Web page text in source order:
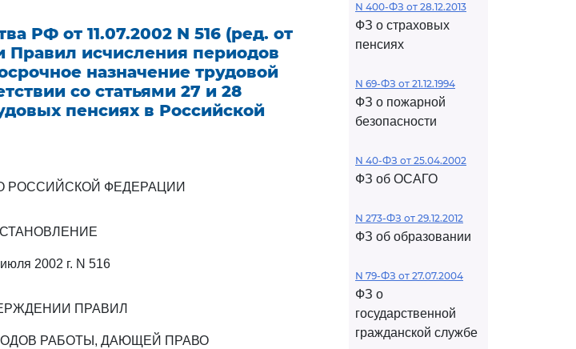
РФ от 11.07.2002 N 516 (ред. от
Правил исчисления периодов
назначение трудовой
со статьями 27 и 28
пенсиях в Российской
РОССИЙСКОЙ ФЕДЕРАЦИИ
2002 г. N 516
ПРАВИЛ
РАБОТЫ, ДАЮЩЕЙ ПРАВО
N 400-ФЗ от 28.12.2013
ФЗ о страховых
пенсиях
N 69-ФЗ от 21.12.1994
ФЗ о пожарной
безопасности
N 40-ФЗ от 25.04.2002
ФЗ об ОСАГО
N 273-ФЗ от 29.12.2012
ФЗ об образовании
N 79-ФЗ от 27.07.2004
ФЗ о
государственной
гражданской службе